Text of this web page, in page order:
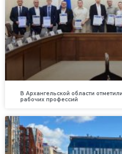
В Архангельской области
рабочих профессий